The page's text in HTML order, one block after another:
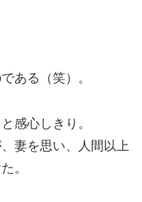
ある（笑）。
感心しきり。
妻を思い、人間以上
。